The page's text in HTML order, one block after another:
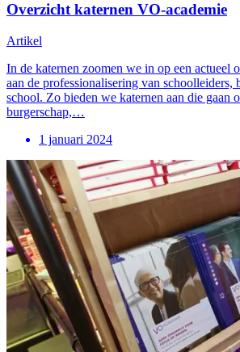
Overzicht katernen VO-academie
Artikel
In de katernen zoomen we in op een actueel
aan de professionalisering van schoolleiders,
school. Zo bieden we katernen aan die gaan
burgerschap,…
1 januari 2024